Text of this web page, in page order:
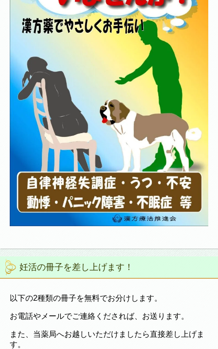
妊活の冊子を差し上げます！
以下の2種類の冊子を無料でお分けします。
お電話やメールでご連絡くだされば、お送ります。
また、当薬局へお越しいただけましたら直接差し上げま
す。